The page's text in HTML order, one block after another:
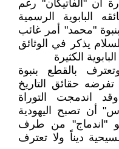
أن "الفاتيكان" رغم
البابوية الرسمية
بنبوة "محمد" أمر غائب
يذكر في الوثائق
الكثيرة
بالقطع بنبوة
حقائق التاريخ
اندمجت التوراة
أن تصبح اليهودية
"اندماج" من طرف
ديناً ولا تعترف